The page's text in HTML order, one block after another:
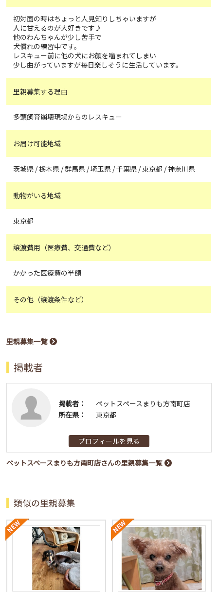
初対面の時はちょっと人見知りしちゃいますが
人に甘えるのが大好きです♪
他のわんちゃんが少し苦手で
犬慣れの練習中です。
レスキュー前に他の犬にお顔を噛まれてしまい
少し曲がっていますが毎日楽しそうに生活しています。
里親募集する理由
多頭飼育崩壊現場からのレスキュー
お届け可能地域
茨城県 / 栃木県 / 群馬県 / 埼玉県 / 千葉県 / 東京都 / 神奈川県
動物がいる地域
東京都
譲渡費用（医療費、交通費など）
かかった医療費の半額
その他（譲渡条件など）
里親募集一覧
掲載者
掲載者：
ペットスペースまりも方南町店
所在県：
東京都
プロフィールを見る
ペットスペースまりも方南町店さんの里親募集一覧
類似の里親募集